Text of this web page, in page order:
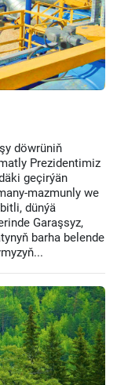
döwrüniň
Prezidentimiz
geçirýän
mazmunly we
dünýä
Garaşsyz,
barha belende